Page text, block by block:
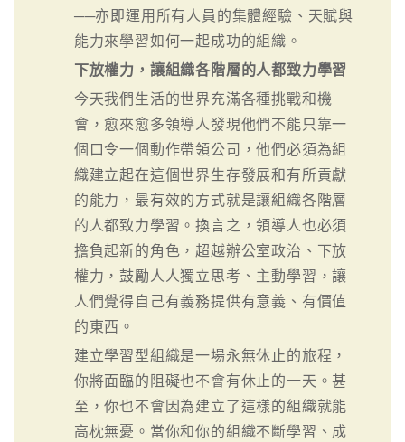
──亦即運用所有人員的集體經驗、天賦與
能力來學習如何一起成功的組織。
下放權力，讓組織各階層的人都致力學習
今天我們生活的世界充滿各種挑戰和機
會，愈來愈多領導人發現他們不能只靠一
個口令一個動作帶領公司，他們必須為組
織建立起在這個世界生存發展和有所貢獻
的能力，最有效的方式就是讓組織各階層
的人都致力學習。換言之，領導人也必須
擔負起新的角色，超越辦公室政治、下放
權力，鼓勵人人獨立思考、主動學習，讓
人們覺得自己有義務提供有意義、有價值
的東西。
建立學習型組織是一場永無休止的旅程，
你將面臨的阻礙也不會有休止的一天。甚
至，你也不會因為建立了這樣的組織就能
高枕無憂。當你和你的組織不斷學習、成